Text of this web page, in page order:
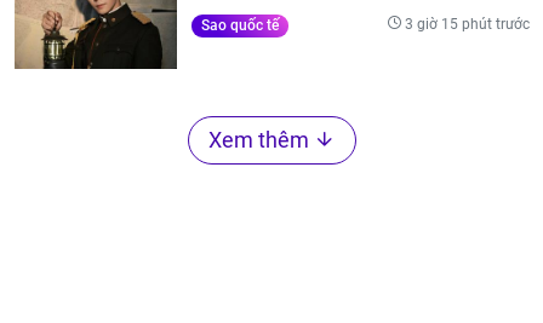
Sao quốc tế 3 giờ 15 phút trước
Xem thêm